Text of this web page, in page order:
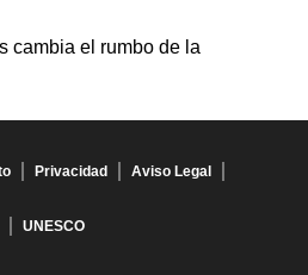
cambia el rumbo de la
Privacidad Aviso Legal
UNESCO